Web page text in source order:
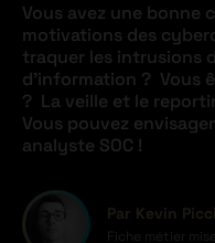
Vous avez une bonne
motivations des
traquer les intrusions
d’information ? Vous
? La veille et le
Vous pouvez
analyste SOC !
Par Kevin
Fiche métier